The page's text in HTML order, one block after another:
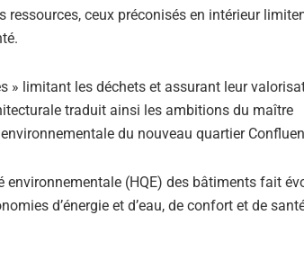
ressources, ceux préconisés en intérieur
» limitant les déchets et assurant leur
traduit ainsi les ambitions du maître
du nouveau quartier
environnementale (HQE) des bâtiments fait
d’énergie et d’eau, de confort et de